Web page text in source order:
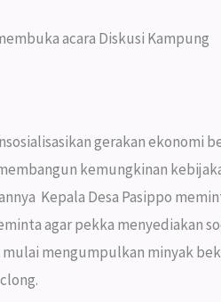
acara Diskusi Kampung
gerakan
kemungkinan
Kepala Desa Pasippo
agar pekka menyediakan
mengumpulkan minyak